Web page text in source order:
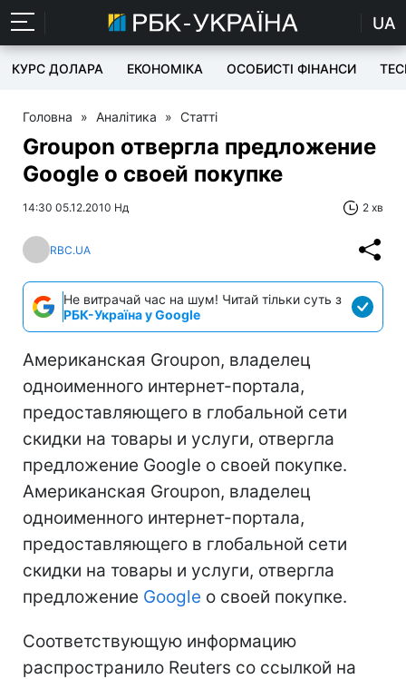
UA
КУРС ДОЛАРА ЕКОНОМІКА ОСОБИСТІ ФІНАНСИ
Головна » Аналітика » Статті
Groupon отвергла предложение
Google о своей покупке
14:30 05.12.2010 Нд 2 хв
RBC.UA
Не витрачай час на шум! Читай тільки суть з
РБК-Україна у Google
Американская Groupon, владелец
одноименного интернет-портала,
предоставляющего в глобальной сети
скидки на товары и услуги, отвергла
предложение Google о своей покупке.
Американская Groupon, владелец
одноименного интернет-портала,
предоставляющего в глобальной сети
скидки на товары и услуги, отвергла
предложение Google о своей покупке.
Соответствующую информацию
распространило Reuters со ссылкой на